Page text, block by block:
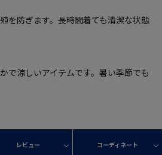
を防ぎます。長時間着ても清潔な状態
で涼しいアイテムです。暑い季節でも
レビュー コーディネート